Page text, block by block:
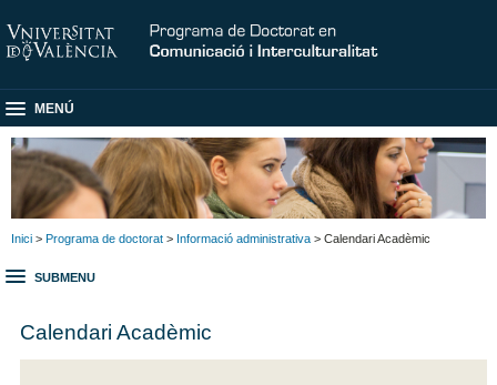
MENÚ
Inici > Programa de doctorat > Informació administrativa > Calendari Acadèmic
SUBMENU
Calendari Acadèmic